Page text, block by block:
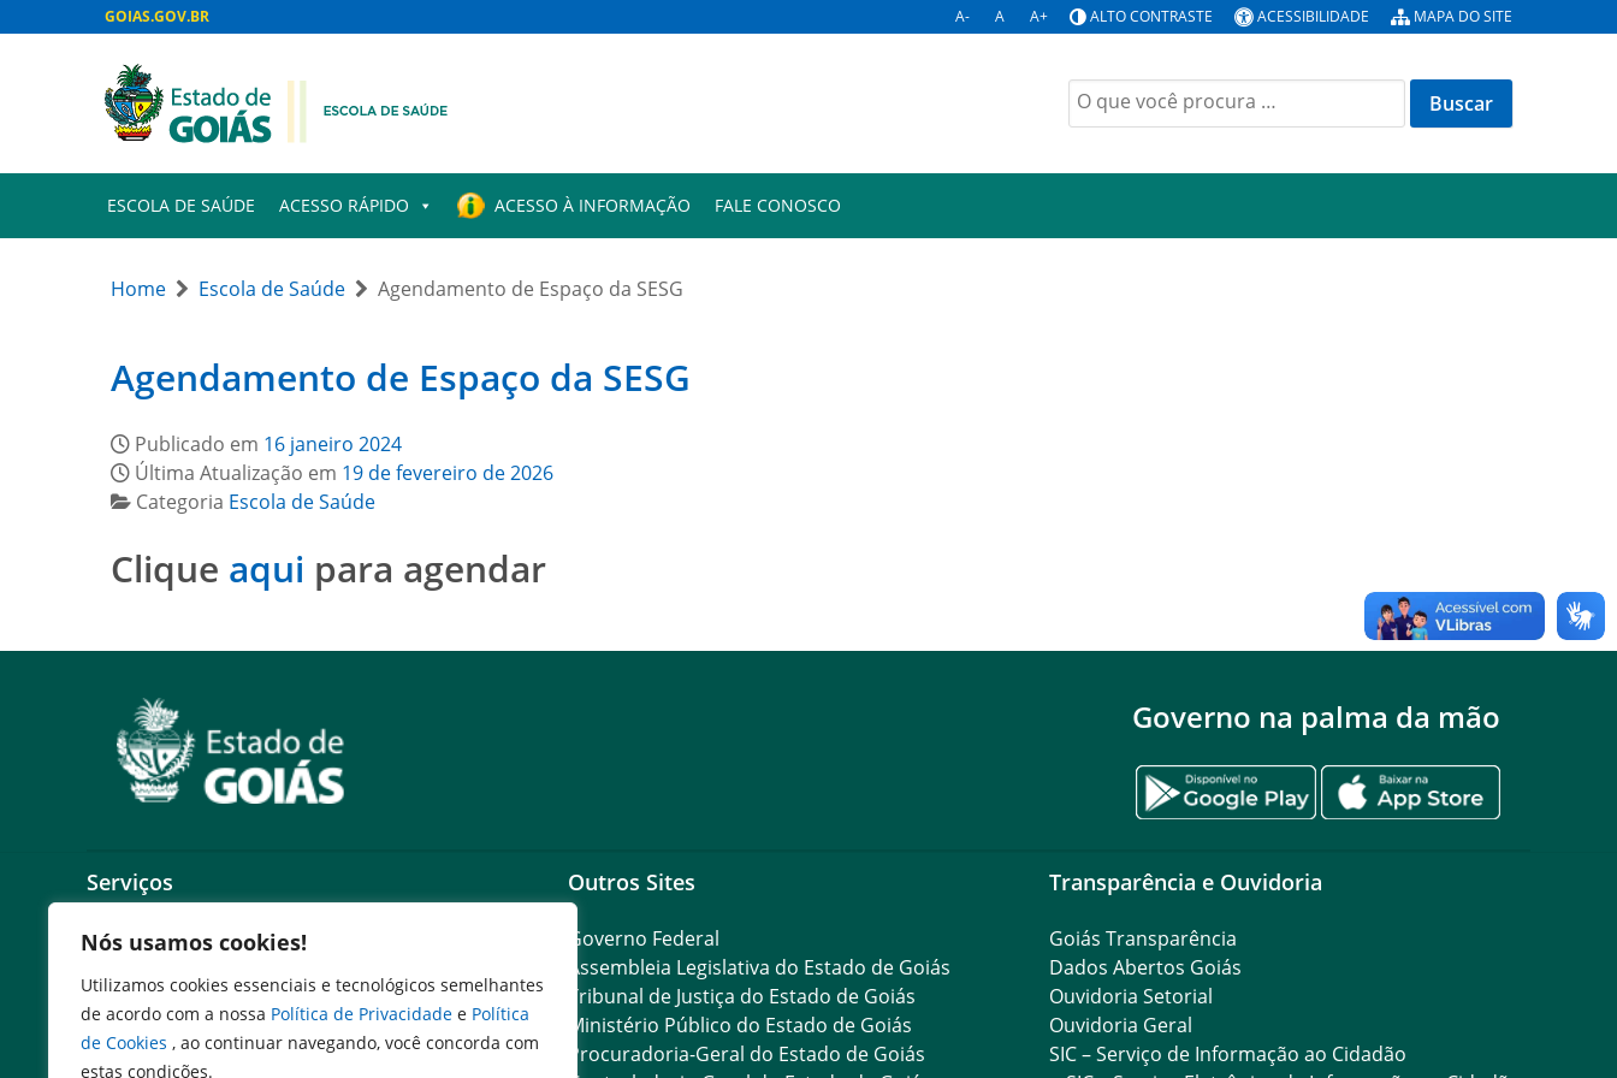
Nós usamos cookies!
Utilizamos cookies essenciais e tecnológicos semelhantes
de acordo com a nossa Política de Privacidade e Política
de Cookies , ao continuar navegando, você concorda com
estas condições.
GOIAS.GOV.BR A- A A+ ALTO CONTRASTE ACESSIBILIDADE MAPA DO SITE
Buscar
por:
ESCOLA DE SAÚDE ACESSO RÁPIDO ACESSO À INFORMAÇÃO FALE CONOSCO
Home Escola de Saúde Agendamento de Espaço da SESG
Agendamento de Espaço da SESG
Publicado em 16 janeiro 2024
Última Atualização em 19 de fevereiro de 2026
Categoria Escola de Saúde
Clique aqui para agendar
Governo na palma da mão
Serviços
Expresso Goiás
Expresso Servidor
SEI Governadoria
Cadastro de Autoridades
Outros Sites
Governo Federal
Assembleia Legislativa do Estado de Goiás
Tribunal de Justiça do Estado de Goiás
Ministério Público do Estado de Goiás
Procuradoria-Geral do Estado de Goiás
Transparência e Ouvidoria
Goiás Transparência
Dados Abertos Goiás
Ouvidoria Setorial
Ouvidoria Geral
SIC – Serviço de Informação ao Cidadão